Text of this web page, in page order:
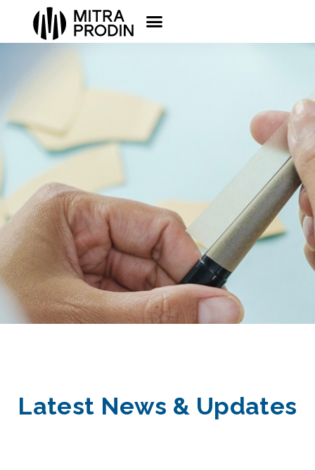
Latest News & Updates